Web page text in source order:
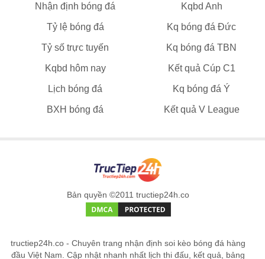
Nhận định bóng đá Kqbd Anh
Tỷ lệ bóng đá Kq bóng đá Đức
Tỷ số trực tuyến Kq bóng đá TBN
Kqbd hôm nay Kết quả Cúp C1
Lịch bóng đá Kq bóng đá Ý
BXH bóng đá Kết quả V League
Bản quyền ©2011 tructiep24h.co
tructiep24h.co - Chuyên trang nhận định soi kèo bóng đá hàng
đầu Việt Nam. Cập nhật nhanh nhất lịch thi đấu, kết quả, bảng